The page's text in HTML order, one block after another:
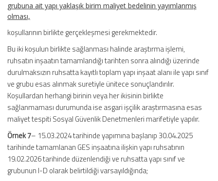
grubuna ait yapı yaklaşık birim maliyet bedelinin yayımlanmış
olması,
koşullarının birlikte gerçekleşmesi gerekmektedir.
Bu iki koşulun birlikte sağlanması halinde araştırma işlemi,
ruhsatın inşaatın tamamlandığı tarihten sonra alındığı üzerinde
durulmaksızın ruhsatta kayıtlı toplam yapı inşaat alanı ile yapı sınıf
ve grubu esas alınmak suretiyle ünitece sonuçlandırılır.
Koşullardan herhangi birinin veya her ikisinin birlikte
sağlanmaması durumunda ise asgari işçilik araştırmasına esas
maliyet tespiti Sosyal Güvenlik Denetmenleri marifetiyle yapılır.
Örnek 7– 15.03.2024 tarihinde yapımına başlanıp 30.04.2025
tarihinde tamamlanan GES inşaatına ilişkin yapı ruhsatının
19.02.2026 tarihinde düzenlendiği ve ruhsatta yapı sınıf ve
grubunun I-D olarak belirtildiği varsayıldığında;